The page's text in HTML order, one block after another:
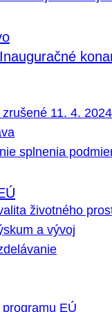
11. 4. 2024
splnenia
životného
a vývoj
EÚ